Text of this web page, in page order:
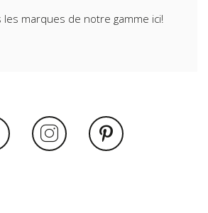
marques de notre gamme ici!